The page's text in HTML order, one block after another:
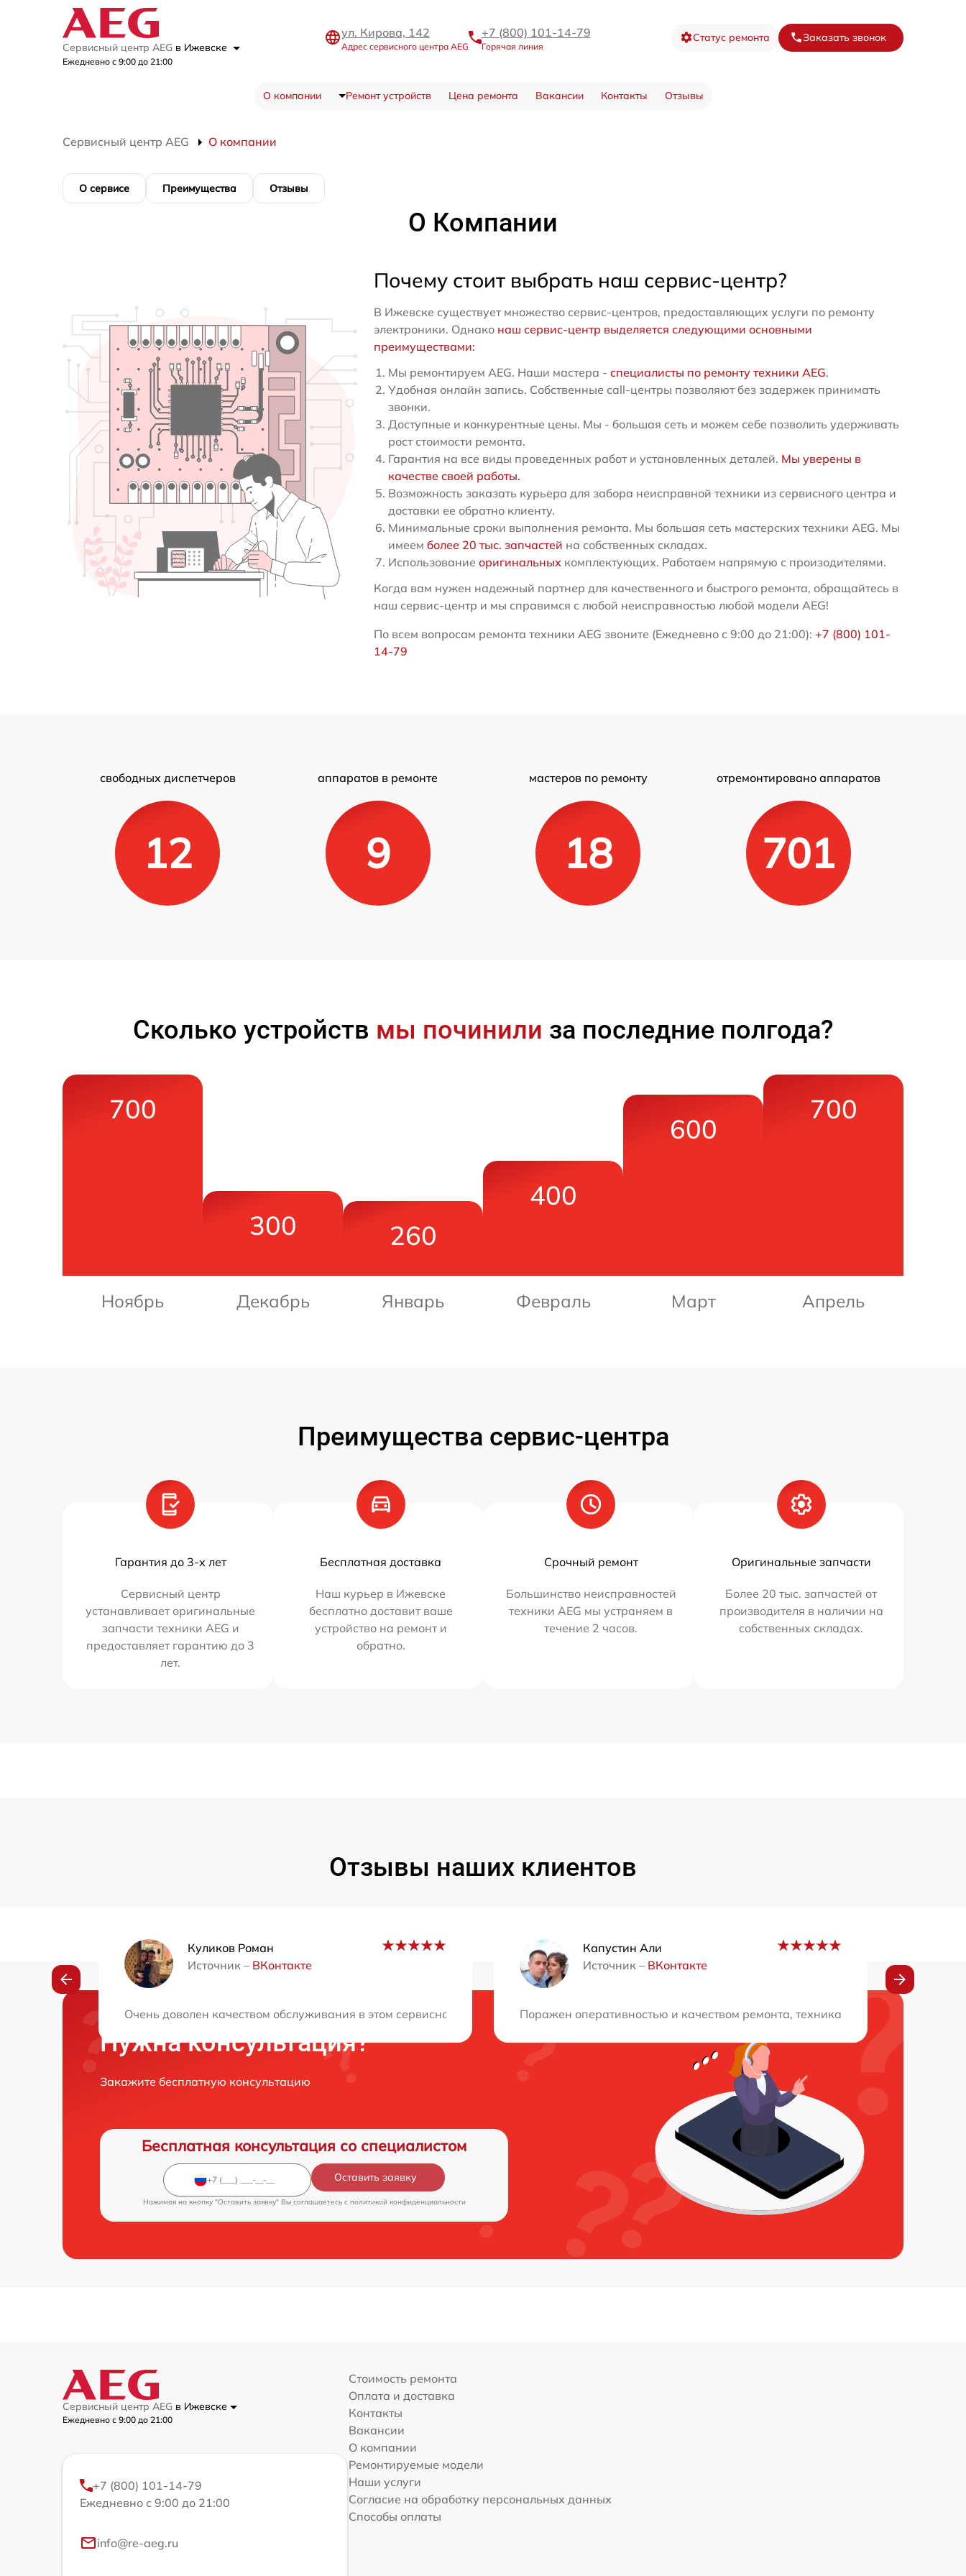
Сервисный центр AEG в Ижевске
Ежедневно с 9:00 до 21:00
ул. Кирова, 142
Адрес сервисного центра AEG
+7 (800) 101-14-79
Горячая линия
Статус ремонта Заказать звонок
О компании Ремонт устройств Цена ремонта Вакансии Контакты Отзывы
Сервисный центр AEG О компании
О сервисе Преимущества Отзывы
О Компании
Почему стоит выбрать наш сервис-центр?
В Ижевске существует множество сервис-центров, предоставляющих услуги по ремонту
электроники. Однако наш сервис-центр выделяется следующими основными
преимуществами:
Мы ремонтируем AEG. Наши мастера - специалисты по ремонту техники AEG.
Удобная онлайн запись. Собственные call-центры позволяют без задержек принимать
звонки.
Доступные и конкурентные цены. Мы - большая сеть и можем себе позволить удерживать
рост стоимости ремонта.
Гарантия на все виды проведенных работ и установленных деталей. Мы уверены в
качестве своей работы.
Возможность заказать курьера для забора неисправной техники из сервисного центра и
доставки ее обратно клиенту.
Минимальные сроки выполнения ремонта. Мы большая сеть мастерских техники AEG. Мы
имеем более 20 тыс. запчастей на собственных складах.
Использование оригинальныхкомплектующих. Работаем напрямую с произодителями.
Когда вам нужен надежный партнер для качественного и быстрого ремонта, обращайтесь в
наш сервис-центр и мы справимся с любой неисправностью любой модели AEG!
По всем вопросам ремонта техники AEG звоните (Ежедневно с 9:00 до 21:00): +7 (800) 101-
14-79
свободных диспетчеров
12
аппаратов в ремонте
9
мастеров по ремонту
18
отремонтировано аппаратов
701
Сколько устройств мы починили за последние полгода?
700
Ноябрь
300
Декабрь
260
Январь
400
Февраль
600
Март
700
Апрель
Преимущества сервис-центра
Гарантия до 3-х лет
Сервисный центр
устанавливает оригинальные
запчасти техники AEG и
предоставляет гарантию до 3
лет.
Бесплатная доставка
Наш курьер в Ижевске
бесплатно доставит ваше
устройство на ремонт и
обратно.
Срочный ремонт
Большинство неисправностей
техники AEG мы устраняем в
течение 2 часов.
Оригинальные запчасти
Более 20 тыс. запчастей от
производителя в наличии на
собственных складах.
Отзывы наших клиентов
Куликов Роман
Источник – ВКонтакте
Очень доволен качеством обслуживания в этом сервисном центре. Мастера компетентны и вежливы, работа выполнена безупречно. Рекомендую
Капустин Али
Источник – ВКонтакте
Поражен оперативностью и качеством ремонта, техника снова работает
Нужна консультация?
Закажите бесплатную консультацию
Бесплатная консультация со специалистом
Оставить заявку
Нажимая на кнопку "Оставить заявку" Вы соглашаетесь c политикой конфиденциальности
Сервисный центр AEG в Ижевске
Ежедневно с 9:00 до 21:00
+7 (800) 101-14-79
Ежедневно с 9:00 до 21:00
info@re-aeg.ru
Стоимость ремонта
Оплата и доставка
Контакты
Вакансии
О компании
Ремонтируемые модели
Наши услуги
Согласие на обработку персональных данных
Способы оплаты